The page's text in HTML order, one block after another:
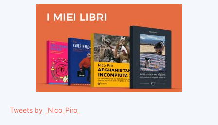
Tweets by _Nico_Piro_